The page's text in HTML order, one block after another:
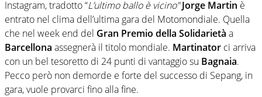
Instagram, tradotto “L’ultimo ballo è vicino” Jorge Martin è
entrato nel clima dell’ultima gara del Motomondiale. Quella
che nel week end del Gran Premio della Solidarietà a
Barcellona assegnerà il titolo mondiale. Martinator ci arriva
con un bel tesoretto di 24 punti di vantaggio su Bagnaia.
Pecco però non demorde e forte del successo di Sepang, in
gara, vuole provarci fino alla fine.